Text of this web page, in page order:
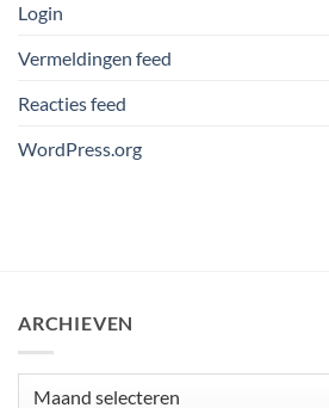
Login
Vermeldingen feed
Reacties feed
WordPress.org
ARCHIEVEN